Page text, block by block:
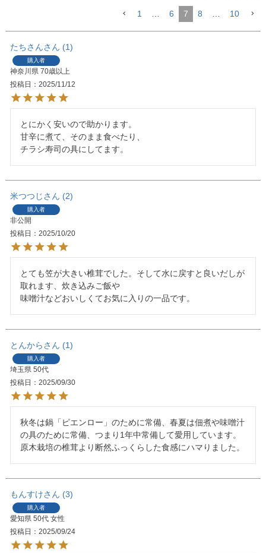
1 6 7 8 10
たちさん 1
購入者
神奈川県 70歳以上
投稿日
2025/11/12
とにかく安いので助かります。
甘辛に煮て、そのまま食べたり、
チラシ寿司の具にしてます。
米つつじ 2
購入者
非公開
投稿日
2025/10/20
とても笠が大きい椎茸でした。そして水に戻すと良いだしが
取れます、炊き込みご飯や
味噌汁などおいしくてお気に入りの一品です。
とんから 1
購入者
埼玉県 50代
投稿日
2025/09/30
秋冬は鍋「ピエンロー」のために常備、春夏は佃煮や味噌汁
の具のために常備、つまり1年中常備して愛用しています。
原木栽培の椎茸より断然ふっくらした食感にハマりました。
もんすけ 3
購入者
愛知県 50代 女性
投稿日
2025/09/24